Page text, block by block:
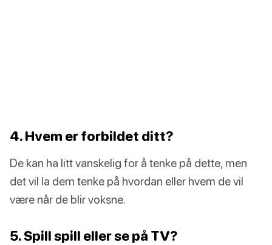
4. Hvem er forbildet ditt?
De kan ha litt vanskelig for å tenke på dette, men
det vil la dem tenke på hvordan eller hvem de vil
være når de blir voksne.
5. Spill spill eller se på TV?